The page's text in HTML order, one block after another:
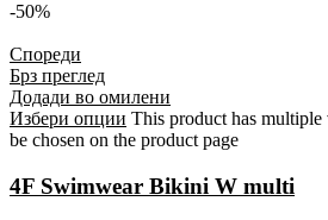
-50%
Спореди
Брз преглед
Додади во омилени
Избери опции This product has
be chosen on the product page
4F Swimwear Bikini W multi